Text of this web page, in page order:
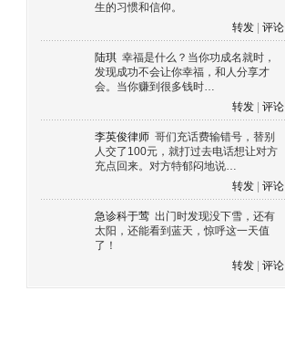
生的习惯和信仰。
转发
评论
陆琪 幸福是什么？当你功成名就时，
发现成功不会让你幸福，和人分享才
会。当你赚到很多钱时…
转发
评论
李英俊律师 哥们充话费输错号，替别
人交了100元，就打过去电话想让对方
充点回来。对方特郁闷地说…
转发
评论
急诊科于莺 出门时发现没下雪，还有
太阳，还能看到蓝天，惊呼这一天值
了！
转发
评论